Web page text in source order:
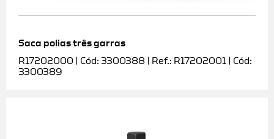
Saca polias três garras
R17202000 | Cód: 3300388 | Ref.: R17202001 | Cód:
3300389